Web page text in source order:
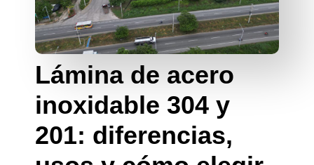
Láminas
antidesgaste:
máxima resistencia